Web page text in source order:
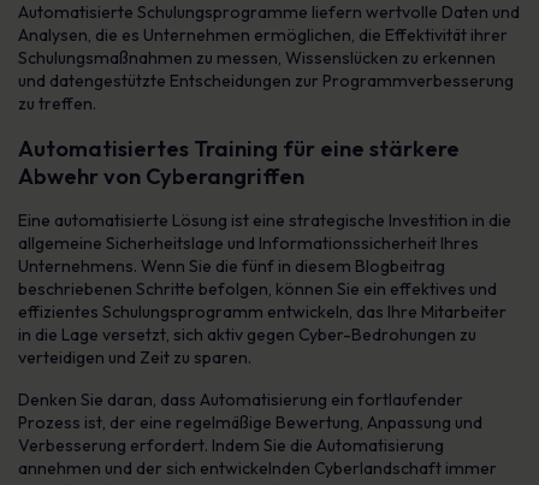
Automatisierte Schulungsprogramme liefern wertvolle Daten und
Analysen, die es Unternehmen ermöglichen, die Effektivität ihrer
Schulungsmaßnahmen zu messen, Wissenslücken zu erkennen
und datengestützte Entscheidungen zur Programmverbesserung
zu treffen.
Automatisiertes Training für eine stärkere
Abwehr von Cyberangriffen
Eine automatisierte Lösung ist eine strategische Investition in die
allgemeine Sicherheitslage und Informationssicherheit Ihres
Unternehmens. Wenn Sie die fünf in diesem Blogbeitrag
beschriebenen Schritte befolgen, können Sie ein effektives und
effizientes Schulungsprogramm entwickeln, das Ihre Mitarbeiter
in die Lage versetzt, sich aktiv gegen Cyber-Bedrohungen zu
verteidigen und Zeit zu sparen.
Denken Sie daran, dass Automatisierung ein fortlaufender
Prozess ist, der eine regelmäßige Bewertung, Anpassung und
Verbesserung erfordert. Indem Sie die Automatisierung
annehmen und der sich entwickelnden Cyberlandschaft immer